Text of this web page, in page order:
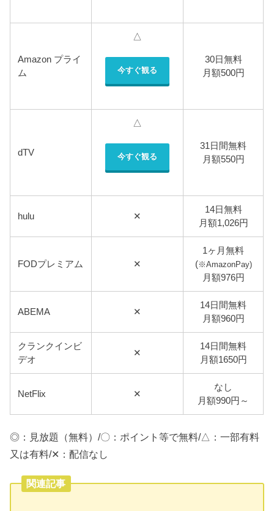
Amazon プライ
ム
△
今すぐ観る
30日無料
月額500円
dTV
△
今すぐ観る
31日間無料
月額550円
hulu ✕
14日無料
月額1,026円
FODプレミアム ✕
1ヶ月無料
(※AmazonPay)
月額976円
ABEMA ✕
14日間無料
月額960円
クランクインビ
デオ
✕
14日間無料
月額1650円
NetFlix ✕
なし
月額990円～
◎：見放題（無料）/〇：ポイント等で無料/△：一部有料
又は有料/✕：配信なし
関連記事